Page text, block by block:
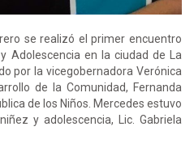
se realizó el primer encuentro
Adolescencia en la ciudad de La
por la vicegobernadora Verónica
de la Comunidad, Fernanda
de los Niños. Mercedes estuvo
y adolescencia, Lic. Gabriela